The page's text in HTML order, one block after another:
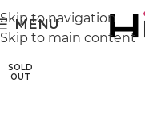
Skip to navigation
Skip to main content
MENU
SOLD
OUT